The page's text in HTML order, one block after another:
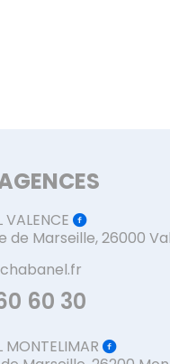
VALENCE
de Marseille, 26000
60 30
MONTELIMAR